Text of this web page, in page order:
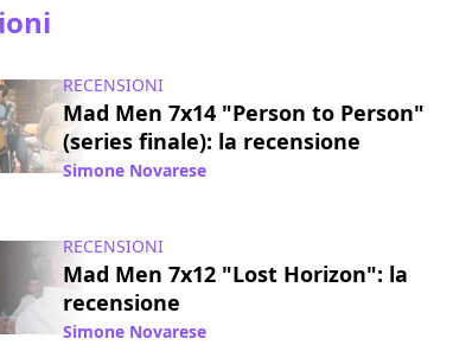
RECENSIONI
Mad Men 7x14 "Person to Person"
(series finale): la recensione
Simone Novarese
RECENSIONI
Mad Men 7x12 "Lost Horizon": la
recensione
Simone Novarese